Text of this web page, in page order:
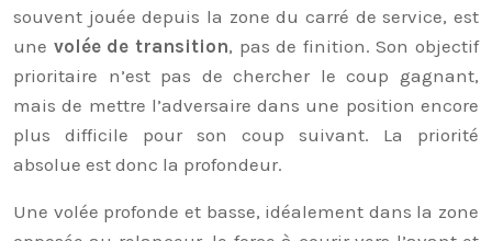
souvent jouée depuis la zone du carré de service, est
une volée de transition, pas de finition. Son objectif
prioritaire n’est pas de chercher le coup gagnant,
mais de mettre l’adversaire dans une position encore
plus difficile pour son coup suivant. La priorité
absolue est donc la profondeur.
Une volée profonde et basse, idéalement dans la zone